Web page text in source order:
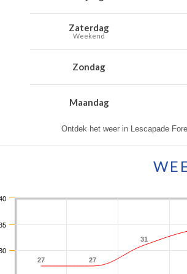
Zaterdag
Weekend
Zondag
Maandag
Ontdek het weer in Lescapade
27
27 27
27
31
31